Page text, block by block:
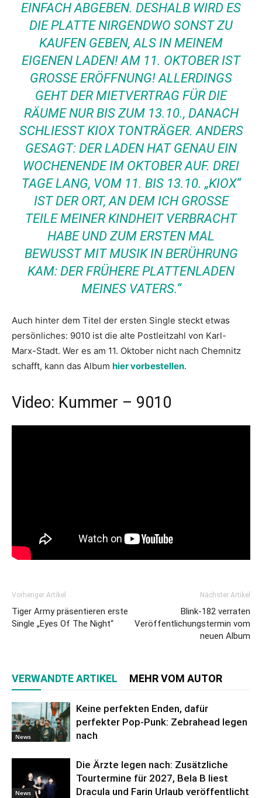
EINFACH ABGEBEN. DESHALB WIRD ES
DIE PLATTE NIRGENDWO SONST ZU
KAUFEN GEBEN, ALS IN MEINEM
EIGENEN LADEN! AM 11. OKTOBER IST
GROSSE ERÖFFNUNG! ALLERDINGS G
EHT DER MIETVERTRAG FÜR DIE R
ÄUME NUR BIS ZUM 13.10., DANACH S
CHLIESST KIOX TONTRÄGER. ANDERS GE
SAGT: DER LADEN HAT GENAU EIN WO
CHENENDE IM OKTOBER AUF. DREI TA
GE LANG, VOM 11. BIS 13.10. „KIOX“ IS
T DER ORT, AN DEM ICH GROSSE TEI
LE MEINER KINDHEIT VERBRACHT HAB
E UND ZUM ERSTEN MAL BEW
USST MIT MUSIK IN BERÜHRUNG KAM
: DER FRÜHERE PLATTENLADEN MEI
NES VATERS.“
Auch hinter dem Titel der ersten Single steckt etwas
persönliches: 9010 ist die alte Postleitzahl von Karl-
Marx-Stadt. Wer es am 11. Oktober nicht nach Chemnitz
schafft, kann das Album hier vorbestellen.
Video: Kummer – 9010
Vorheriger Artikel
Tiger Army präsentieren erste
Single „Eyes Of The Night“
Nächster Artikel
Blink-182 verraten
Veröffentlichungstermin vom
neuen Album
VERWANDTE ARTIKEL MEHR VOM AUTOR
News
Keine perfekten Enden, dafür
perfekter Pop-Punk: Zebrahead legen
nach
News
Die Ärzte legen nach: Zusätzliche
Tourtermine für 2027, Bela B liest
Dracula und Farin Urlaub veröffentlicht